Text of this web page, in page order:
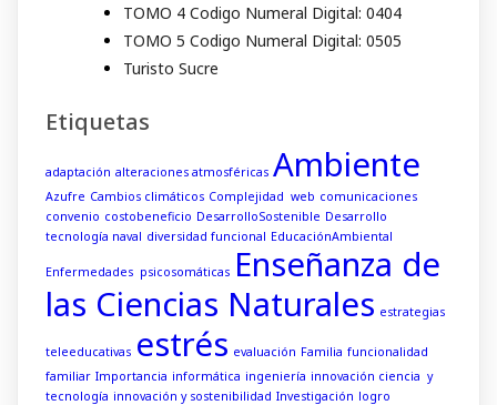
TOMO 4 Codigo Numeral Digital: 0404
TOMO 5 Codigo Numeral Digital: 0505
Turisto Sucre
Etiquetas
adaptación alteraciones atmosféricas Ambiente
Azufre Cambios climáticos Complejidad web comunicaciones
convenio costobeneficio DesarrolloSostenible Desarrollo
tecnología naval diversidad funcional EducaciónAmbiental
Enfermedades psicosomáticas Enseñanza de
las Ciencias Naturales estrategias
teleeducativas estrés evaluación Familia funcionalidad
familiar Importancia informática ingeniería innovación ciencia y
tecnología innovación y sostenibilidad Investigación logro